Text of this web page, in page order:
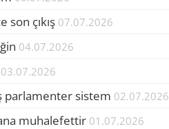
son çıkış 07.07.2026
04.07.2026
03.07.2026
parlamenter sistem 02.07.2026
muhalefettir 01.07.2026